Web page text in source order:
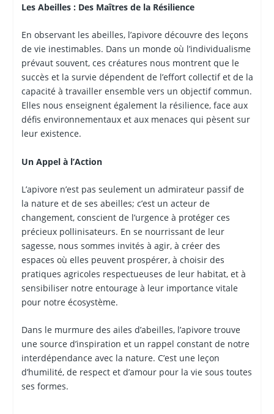
Les Abeilles : Des Maîtres de la Résilience
En observant les abeilles, l’apivore découvre des leçons
de vie inestimables. Dans un monde où l’individualisme
prévaut souvent, ces créatures nous montrent que le
succès et la survie dépendent de l’effort collectif et de la
capacité à travailler ensemble vers un objectif commun.
Elles nous enseignent également la résilience, face aux
défis environnementaux et aux menaces qui pèsent sur
leur existence.
Un Appel à l’Action
L’apivore n’est pas seulement un admirateur passif de
la nature et de ses abeilles; c’est un acteur de
changement, conscient de l’urgence à protéger ces
précieux pollinisateurs. En se nourrissant de leur
sagesse, nous sommes invités à agir, à créer des
espaces où elles peuvent prospérer, à choisir des
pratiques agricoles respectueuses de leur habitat, et à
sensibiliser notre entourage à leur importance vitale
pour notre écosystème.
Dans le murmure des ailes d’abeilles, l’apivore trouve
une source d’inspiration et un rappel constant de notre
interdépendance avec la nature. C’est une leçon
d’humilité, de respect et d’amour pour la vie sous toutes
ses formes.